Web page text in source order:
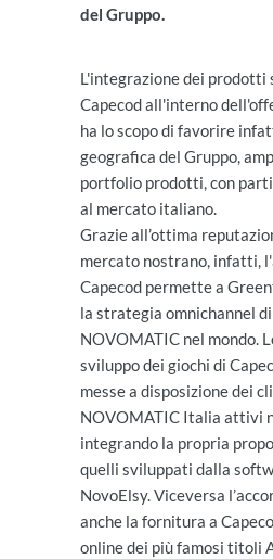
del Gruppo.
L'integrazione dei prodotti
Capecod all'interno
ha lo scopo di favorire
geografica del Gruppo,
portfolio prodotti, con
al mercato italiano.
Grazie all’ottima
mercato nostrano, infatti,
Capecod permette a
la strategia omnichannel
NOVOMATIC nel mondo.
sviluppo dei giochi di
messe a disposizione dei
NOVOMATIC Italia attivi
integrando la propria
quelli sviluppati dalla
NovoElsy. Viceversa
anche la fornitura a
online dei più famosi titoli